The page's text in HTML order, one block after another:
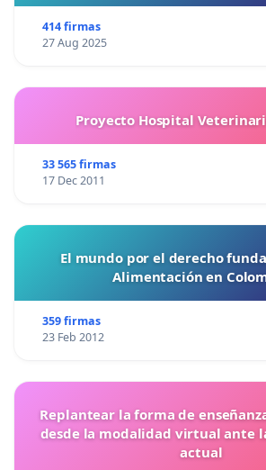
414 firmas
27 Aug 2025
Proyecto Hospital
33 565 firmas
17 Dec 2011
El mundo por el derecho
Alimentación en
359 firmas
23 Feb 2012
Replantear la forma de
desde la modalidad virtual ante
actual